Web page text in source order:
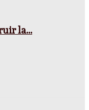
la...